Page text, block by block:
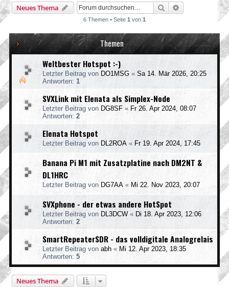
Neues Thema Suche Erweiterte
6 Themen • Seite 1 von 1
Themen
Weltbester Hotspot :-)
Letzter Beitrag von DO1MSG « Sa 14. Mär 2026, 20:25
Antworten: 1
SVXLink mit Elenata als Simplex-Node
Letzter Beitrag von DG8SF « Fr 26. Apr 2024, 08:07
Antworten: 2
Elenata Hotspot
Letzter Beitrag von DL2ROA « Fr 19. Apr 2024, 17:45
Banana Pi M1 mit Zusatzplatine nach DM2NT &
DL1HRC
Letzter Beitrag von DG7AA « Mi 22. Nov 2023, 20:07
SVXphone - der etwas andere HotSpot
Letzter Beitrag von DL3DCW« Di 18. Apr 2023, 12:06
Antworten: 2
SmartRepeaterSDR - das volldigitale Analogrelais
Letzter Beitrag von abh « Mi 12. Apr 2023, 18:35
Antworten: 5
Neues Thema